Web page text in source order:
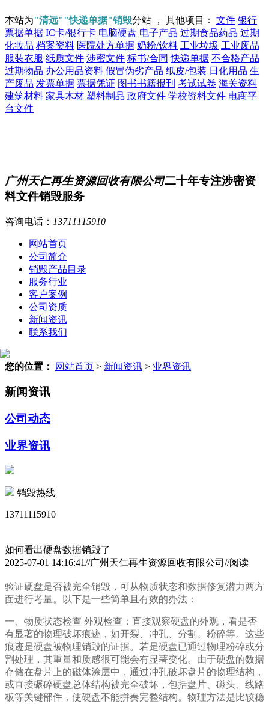
本站为"清远""快递单据"销毁分站 ， 其他项目： 文件 银行
票据单据 IC卡/银行卡 电脑硬盘 电子产品 过期食品药品 过期
化妆品 档案资料 医院处方单据 奶粉/饮料 工业垃圾 工业废品
服装衣服 纸质文件 涉密文件 标书/合同 快递单据 不合格产品
过期物品 办公用品资料 假冒伪劣产品 纸皮/包装 日化用品 生
产废品 发票单据 票据凭证 图书书籍报刊 考试试卷 海关资料
建筑材料 家具木材 塑料制品 政府文件 学校资料文件 电商平
台文件
广州天仁再生资源回收有限公司二十年专注涉密资
料文件销毁服务
咨询电话： 13711115910
网站首页
公司简介
销毁产品目录
服务行业
客户案例
公司资质
新闻资讯
联系我们
您的位置： 网站首页 > 新闻资讯 > 业界资讯
新闻资讯
公司动态
业界资讯
销毁热线
13711115910
如何看出硬盘数据销毁了
2025-07-01 14:16:41//广州天仁再生资源回收有限公司//阅读
验证硬盘是否被完全销毁，可从物质状态和数据修复潜力两方
面进行考量。以下是一些简单且有效的办法：
一、物质状态检查 外观检查：直接观察硬盘的外观，看是否
有显著的物理破坏痕迹，如开裂、冲孔、分割、粉碎等。这些
痕迹是硬盘被物理销毁的证据。若是硬盘已通过物理粉碎或分
割处理，其重量和质感很可能会有显著变化。由于硬盘的数据
存储在盘片上的磁体涂层中，通过冲孔破坏盘片的物理结构，
或直接碾碎硬盘总体结构被完全破坏，包括盘片、磁头、线路
板等关键部件，使硬盘不能拼奏完整结构。物理方法是比较稳